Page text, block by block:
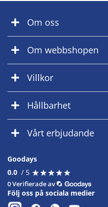
Om oss
Om webbshopen
Villkor
Hållbarhet
Vårt erbjudande
Goodays
0.0 / 5 ★★★★★
★★★★★
0 Verifierade av
Följ oss på sociala medier